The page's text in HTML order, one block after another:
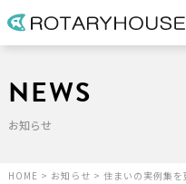
NEWS
お知らせ
HOME > お知らせ > 住まいの実例集を